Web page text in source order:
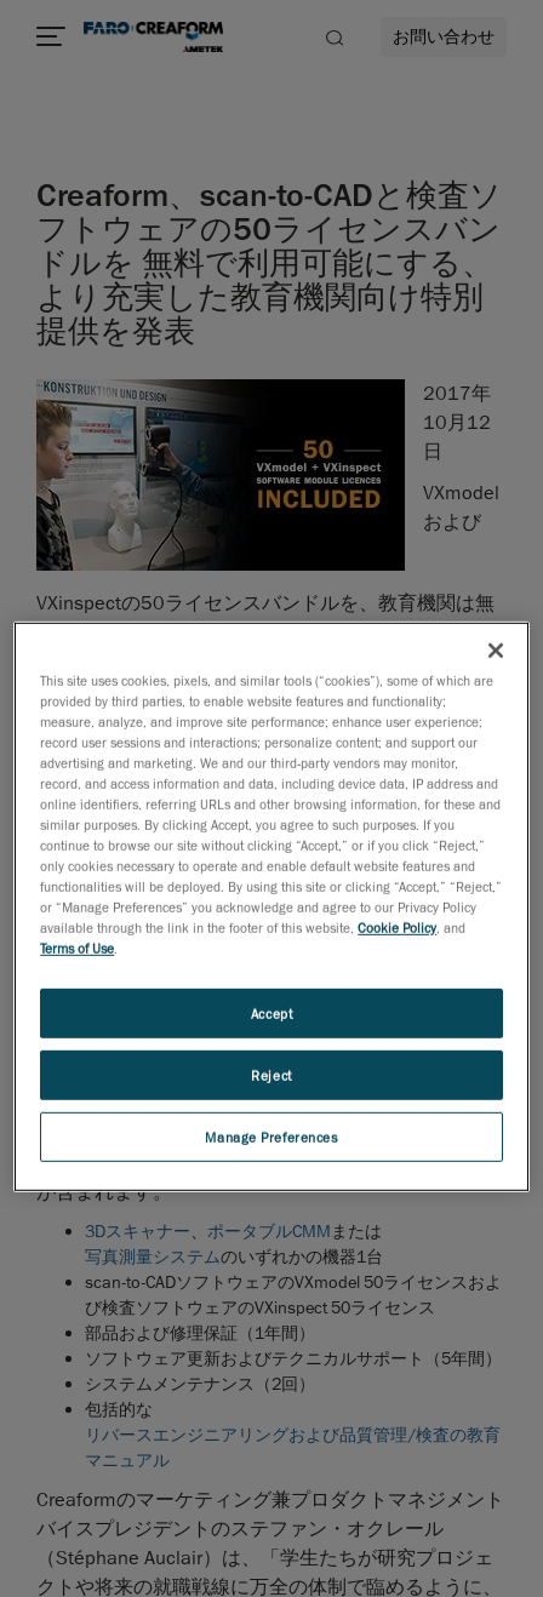
お問い合わせ
Creaform、scan-to-CADと検査ソ
フトウェアの50ライセンスバン
ドルを 無料で利用可能にする、
より充実した教育機関向け特別
提供を発表
2017年
10月12
日
VXmodel
および
VXinspectの50ライセンスバンドルを、教育機関は無
ポータブル3D測定ソリューションと
エンジニアリングサービスで世界をリードする
Creaformは、本日、Creaformの3Dスキャナーまたは
ポータブルCMMのいずれかを購入した教育機関に、
VXmodel scan–to-CADソフトウェアおよび
VXinspect寸法検査ソフトウェアの50ライセンスバン
ドルを無料で提供すると発表しました。
研究員、教員のみならず学生まで、Creaformの世界ト
ップクラスの、ポータブルでありながらプロ仕様、メ
トロロジー・グレード（寸法検査レベル）寸法測定ソ
うになります。Creaformの3D測定テクノロジーを必
要とする授業および研究プログラムの分野で、他に類
を見ない精度と性能を有する、使いやすい、工業グレ
ードのCreaform製品を、エンジニアリングや製品開
発、品質管理に活用することができるのです。
Creaformの教育機関向けパッケージには下記のすべて
が含まれます。
3Dスキャナー、 ポータブルCMM または
写真測量システムのいずれかの機器1台
scan-to-CADソフトウェアのVXmodel 50ライセンスおよ
び検査ソフトウェアのVXinspect 50ライセンス
部品および修理保証（1年間）
ソフトウェア更新およびテクニカルサポート（5年間）
システムメンテナンス（2回）
包括的な
リバースエンジニアリングおよび品質管理/検査の教育
マニュアル
Creaformのマーケティング兼プロダクトマネジメント
バイスプレジデントのステファン・オクレール
（Stéphane Auclair）は、「学生たちが研究プロジェ
クトや将来の就職戦線に万全の体制で臨めるように、
This site uses cookies, pixels, and similar tools (“cookies”), some of which are
provided by third parties, to enable website features and functionality;
measure, analyze, and improve site performance; enhance user experience;
record user sessions and interactions; personalize content; and support our
advertising and marketing. We and our third-party vendors may monitor,
record, and access information and data, including device data, IP address and
online identifiers, referring URLs and other browsing information, for these and
similar purposes. By clicking Accept, you agree to such purposes. If you
continue to browse our site without clicking “Accept,” or if you click “Reject,”
only cookies necessary to operate and enable default website features and
functionalities will be deployed. By using this site or clicking “Accept,” “Reject,”
or “Manage Preferences” you acknowledge and agree to our Privacy Policy
available through the link in the footer of this website,Cookie Policy, and
Terms of Use
Manage Preferences
Reject
Accept